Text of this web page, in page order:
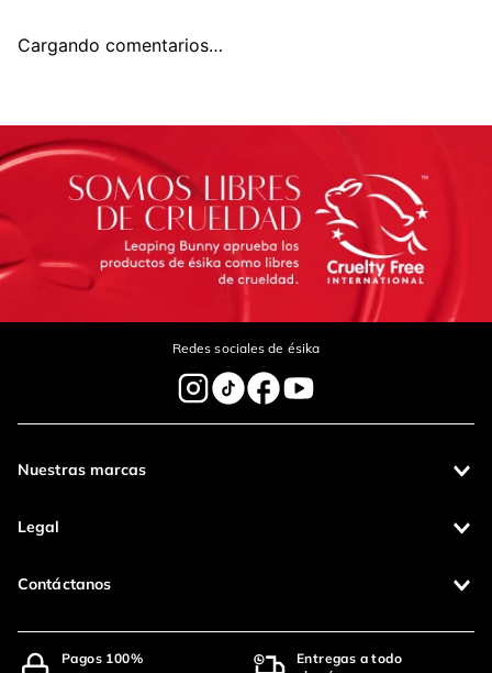
Cargando comentarios…
Redes sociales de ésika
Nuestras marcas
Legal
Contáctanos
Pagos 100%
Entregas a todo